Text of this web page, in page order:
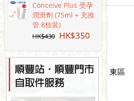
Conceive Plus 受孕
潤滑劑 (75ml + 充推
管 8枝裝)
HK$430 HK$350
東區